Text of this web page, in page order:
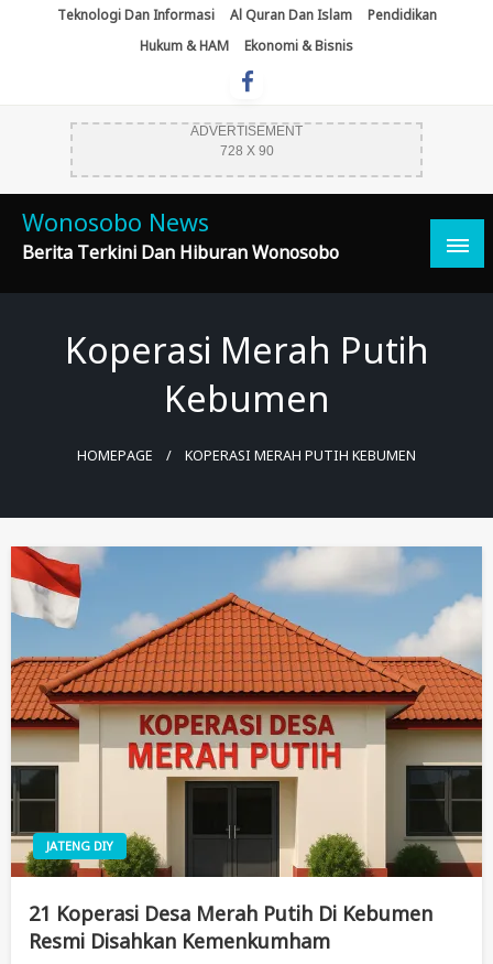
Teknologi Dan Informasi Al Quran Dan Islam
Pendidikan
Hukum & HAM
Ekonomi & Bisnis
ADVERTISEMENT
728 X 90
Wonosobo News
Berita Terkini Dan Hiburan Wonosobo
Koperasi Merah Putih
Kebumen
HOMEPAGE KOPERASI MERAH PUTIH KEBUMEN
JATENG DIY
21 Koperasi Desa Merah Putih Di Kebumen
Resmi Disahkan Kemenkumham